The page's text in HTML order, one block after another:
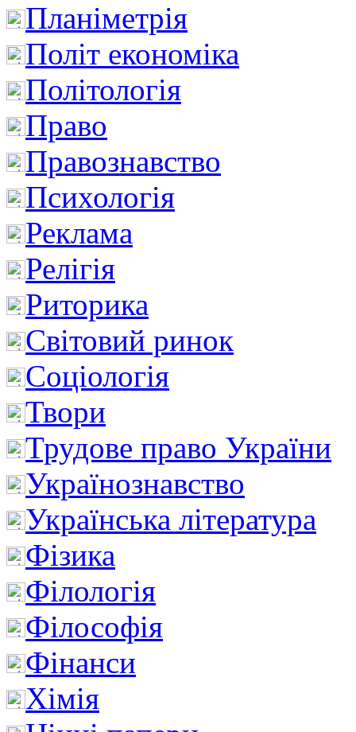
Планіметрія
Політ економіка
Політологія
Право
Правознавство
Психологія
Реклама
Релігія
Риторика
Світовий ринок
Соціологія
Твори
Трудове право України
Українознавство
Українська література
Фізика
Філологія
Філософія
Фінанси
Хімія